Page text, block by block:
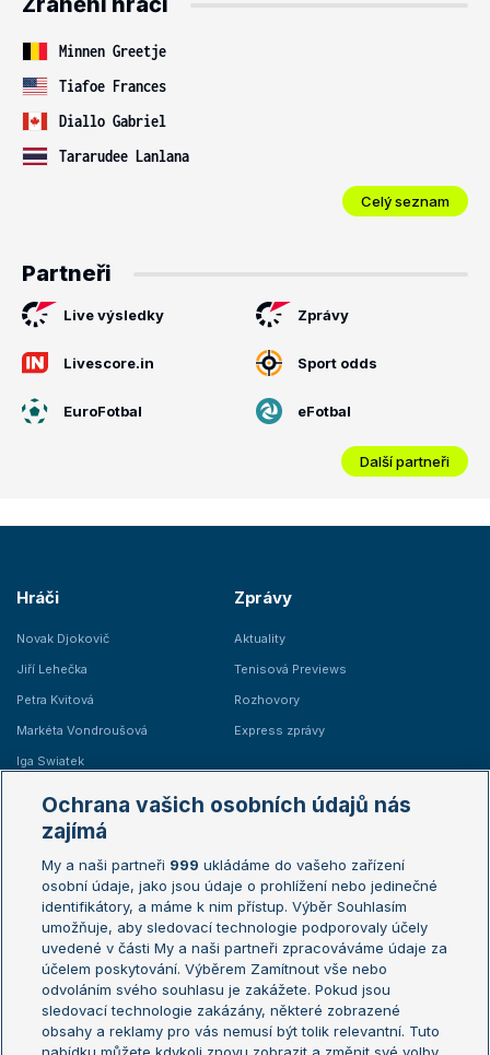
Minnen Greetje
Tiafoe Frances
Diallo Gabriel
Tararudee Lanlana
Celý seznam
Partneři
Live výsledky Zprávy
Livescore.in Sport odds
EuroFotbal eFotbal
Další partneři
Hráči
Novak Djokovič
Jiří Lehečka
Petra Kvitová
Markéta Vondroušová
Iga Swiatek
Zprávy
Aktuality
Tenisová Previews
Rozhovory
Express zprávy
Žebříčky
Žebříček ATP (muži)
Žebříček WTA (ženy)
Sázkařský žebříček
Australian Open
French Open
Wimbledon
US Open
Turnaj mistrů
Turnaj mistryň
Ochrana vašich osobních údajů nás
zajímá
My a naši partneři 999 ukládáme do vašeho zařízení
osobní údaje, jako jsou údaje o prohlížení nebo jedinečné
identifikátory, a máme k nim přístup. Výběr Souhlasím
umožňuje, aby sledovací technologie podporovaly účely
uvedené v části My a naši partneři zpracováváme údaje za
účelem poskytování. Výběrem Zamítnout vše nebo
odvoláním svého souhlasu je zakážete. Pokud jsou
sledovací technologie zakázány, některé zobrazené
obsahy a reklamy pro vás nemusí být tolik relevantní. Tuto